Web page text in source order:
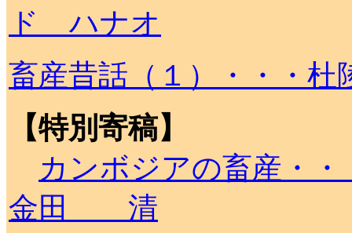
ド ハナオ
畜産昔話（１）・・
【特別寄稿】
カンボジアの畜産・
金田 清